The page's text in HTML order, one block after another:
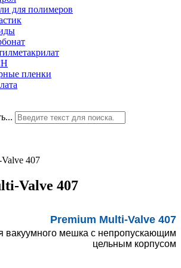
для полимеров
пленки
407
Valve 407
Premium Multi-Valve 407
вакуумного мешка с непропускающим
цельным корпусом